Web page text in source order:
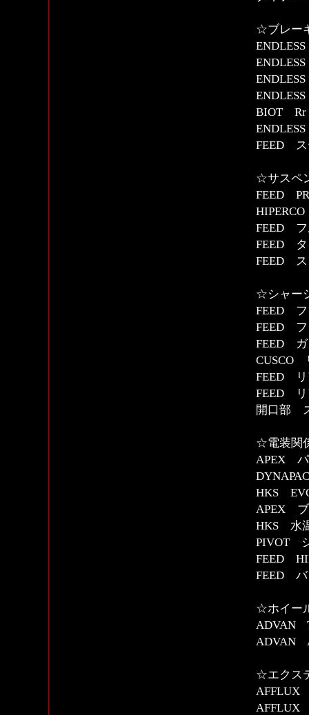
☆ブレー
BIOT Rr
FEED ス
☆サスペ
FEED
FEED フ
FEED タ
FEED ス
☆シャー
FEED フ
FEED フ
FEED ガ
CUSCO
FEED リ
FEED リ
開口部
☆電装関
APEX
HKS
APEX ブ
HKS 水
PIVOT
FEED
FEED バ
☆ホイー
ADVAN
ADVAN
☆エクス
AFFLUX
AFFLUX